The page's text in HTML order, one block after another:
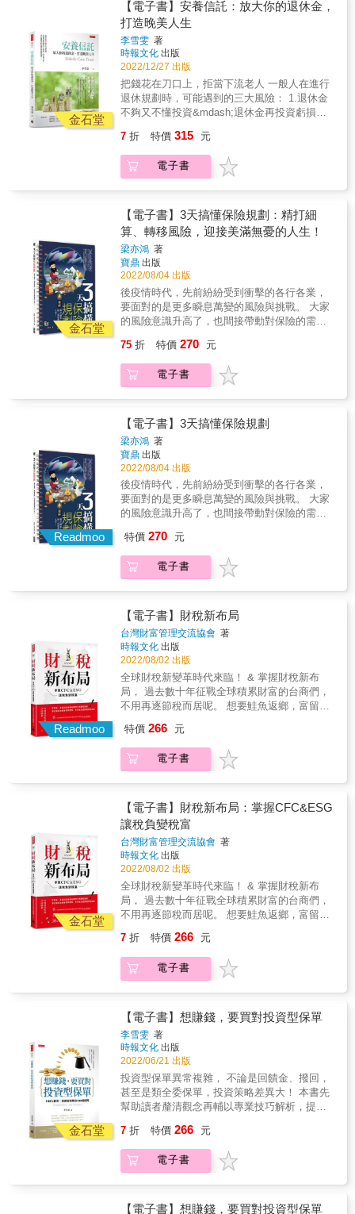
預先做好規劃&hellip;&hellip; 1.全台第一本操作
「安養信託」議題的工具書，就算有，也是只
描述理論的內容，不具實用性。 2.作者改從
「實際操作」的角度切入，列舉各種信託模式
的操作方法，保證實用。 3.對於希望更妥善規
畫退休財富自主及安度晚年的一般大眾，甚至
是信託業者來說，都是必買的好書。 &
金石堂
【電子書】安養信託：放大你的退休金，
打造晚美人生
李雪雯 著
時報文化 出版
2022/12/27 出版
把錢花在刀口上，拒當下流老人 一般人在進行
退休規劃時，可能遇到的三大風險： 1.退休金
不夠又不懂投資&mdash;退休金再投資虧損風
或失智，導致無力管理或動用資產 3.遺產分配
及稅負等問題 如果是五十歲以上，準備退休或
已退休人士。手邊應該已有部分的資產（不動
預先做好規劃&hellip;&hellip; 1.全台第一本操作
「安養信託」議題的工具書，就算有，也是只
描述理論的內容，不具實用性。 2.作者改從
「實際操作」的角度切入，列舉各種信託模式
的操作方法，保證實用。 3.對於希望更妥善規
畫退休財富自主及安度晚年的一般大眾，甚至
是信託業者來說，都是必買的好書。 &
7 折 特價 315 元
電子書
金石堂
【電子書】3天搞懂保險規劃：精打細
算、轉移風險，迎接美滿無憂的人生！
梁亦鴻 著
寶鼎 出版
2022/08/04 出版
後疫情時代，先前紛紛受到衝擊的各行各業，
要面對的是更多瞬息萬變的風險與挑戰。 大家
的風險意識升高了，也間接帶動對保險的需
不在預期內的事故對自己和家人造成影響與損
害。 相信許多讀者都有買保險的經驗， 而且，
「風險管理」也的確是財富管理重要的一環。
調升之後，儲蓄險的報酬還會高於定存嗎？ ・
投資型保單的「保費」不是固定，「保額」也
是變動的 ・實支實付醫療險真的會「實支實
付」嗎？ ・理賠金額遠不如預期、甚至無法理
賠時，該怎麼辦？ ・哪些是會被國稅局盯上的
投保特徵？ ・繳不出保費只好解約，已繳的就
當放水流。難道沒有其他辦法嗎？ ▲保險商品
百百款，哪些才是你最需要，也最符合你的需
求？ 保險基本上分為人身保險（壽險、醫療
險等）和財產保險（汽機車保險、住宅保險、
寵物險、責任保險等）。因為個人的年齡、職
業、生活習慣和環境等不同，保單需求也不一
樣，不是每一種保險都要買！ ▲保險不是有買
就好，買錯保單繳一堆保費，小心最後不理
賠！ 買汽車會比較廠牌性能，買化妝品會比較
品牌功能。但是！很多人買保單卻不肯先做功
課，不是嫌種類太複雜麻煩，就是看到落落長
的條文先嚇到退三步，業務說買什麼就買什
麼，等到要申請醫療理賠時才發現自己買的是
儲蓄險，根本欲哭無淚＠＠ ▲保險專有名詞五
花八門，條款文字處處是陷阱 保險金額不等於
投保金額；保險費不等於保險費率。其他還有
預定利率、宣告利率、保單價值準備金、解約
金⋯⋯簡直讓人頭昏眼花。沒問題！《3天搞懂
▲打破錯誤的保險迷思，讓你辛苦賺來的錢花
在刀口上 家裡上有老，下有小，要先幫誰買保
單？買「儲蓄險」是在守財還是散財？「投資
型保單」是在避險還是冒險？保單可以分紅，
讓你滿心期待？保險買得多、金額繳得多，就
是最好的保障？本書將逐一說明各種對保險的
美麗誤會，幫你一邊守好錢包，一邊做好規
劃，迎接美滿無憂的人生！ 本書特色 1.循序漸
進的一問一答方式，讓保險小白迅速掌握買保
單的重點！ 2.自己先搞懂保險基本知識，不被
期間、停效、自負額、增加保額⋯本書以淺顯
直接的方式解釋專有名詞，另有筆記專欄詳細
解說，輕鬆易懂！ 3.完全圖解！將關鍵重點全
必死記硬背，自然而然融會貫通！附有各種圖
表、案例，快速找到重點、容易記憶。 4.專為
金字塔頂端客戶服務的梁亦鴻老師親自授課：
精心規劃3天課程，不用花時間出門上課，教你
如何分析本身需求，結合有利條件，幫未來的
自己和家人有效轉嫁風險，做好全方位規劃！
&
75 折 特價 270 元
電子書
Readmoo
【電子書】3天搞懂保險規劃
梁亦鴻 著
寶鼎 出版
2022/08/04 出版
後疫情時代，先前紛紛受到衝擊的各行各業，
要面對的是更多瞬息萬變的風險與挑戰。 大家
的風險意識升高了，也間接帶動對保險的需
不在預期內的事故對自己和家人造成影響與損
害。 相信許多讀者都有買保險的經驗， 而且，
「風險管理」也的確是財富管理重要的一環。
調升之後，儲蓄險的報酬還會高於定存嗎？ ・
投資型保單的「保費」不是固定，「保額」也
是變動的 ・實支實付醫療險真的會「實支實
付」嗎？ ・理賠金額遠不如預期、甚至無法理
賠時，該怎麼辦？ ・哪些是會被國稅局盯上的
投保特徵？ ・繳不出保費只好解約，已繳的就
當放水流。難道沒有其他辦法嗎？ ▲保險商品
百百款，哪些才是你最需要，也最符合你的需
求？ 保險基本上分為人身保險（壽險、醫療
險等）和財產保險（汽機車保險、住宅保險、
寵物險、責任保險等）。因為個人的年齡、職
業、生活習慣和環境等不同，保單需求也不一
樣，不是每一種保險都要買！ ▲保險不是有買
就好，買錯保單繳一堆保費，小心最後不理
賠！ 買汽車會比較廠牌性能，買化妝品會比較
品牌功能。但是！很多人買保單卻不肯先做功
課，不是嫌種類太複雜麻煩，就是看到落落長
的條文先嚇到退三步，業務說買什麼就買什
麼，等到要申請醫療理賠時才發現自己買的是
儲蓄險，根本欲哭無淚＠＠ ▲保險專有名詞五
花八門，條款文字處處是陷阱 保險金額不等於
預定利率、宣告利率、保單價值準備金、解約
金⋯⋯簡直讓人頭昏眼花。沒問題！《3天搞懂
保險規劃》用最簡潔易懂的文字幫你進入狀
況，圖表一看get重點，輕鬆看懂保單不求人！
在刀口上 家裡上有老，下有小，要先幫誰買保
單？買「儲蓄險」是在守財還是散財？「投資
型保單」是在避險還是冒險？保單可以分紅，
讓你滿心期待？保險買得多、金額繳得多，就
是最好的保障？本書將逐一說明各種對保險的
美麗誤會，幫你一邊守好錢包，一邊做好規
劃，迎接美滿無憂的人生！ 本書特色 1.循序漸
進的一問一答方式，讓保險小白迅速掌握買保
單的重點！ 2.自己先搞懂保險基本知識，不被
期間、停效、自負額、增加保額⋯本書以淺顯
直接的方式解釋專有名詞，另有筆記專欄詳細
解說，輕鬆易懂！ 3.完全圖解！將關鍵重點全
特價 270 元
電子書
Readmoo
【電子書】財稅新布局
台灣財富管理交流協會 著
時報文化 出版
2022/08/02 出版
全球財稅新變革時代來臨！ & 掌握財稅新布
局， 過去數十年征戰全球積累財富的台商們，
不用再逐節稅而居呢。 想要鮭魚返鄉，富留後
名會計師、律師、企管專家，各依所長，彙整
豐富實務經驗，聯合執筆而成的財稅實用寶
典。 & 詳盡剖析該如何面對因為大數據查稅、
態稅制。而個人與企業要該如何調整面對稅負
的慣，就能擁抱財稅新布局，讓稅負變稅富。
& 本書特色： & ☑從現象、實戰到思維讓老闆
們不再聞稅色變 ☑過去傳統老闆會節稅避稅，
未來富老闆要懂用稅增富 ☑6位精通稅務法規的
會計師與律師以豐富實務經驗撰寫 ☑6個合法節
稅與守護財富必須懂的財稅關鍵字 ☑30個企業
主面對科技查稅與財務新制度常見問題
特價 266 元
電子書
金石堂
【電子書】財稅新布局：掌握CFC&ESG
讓稅負變稅富
台灣財富管理交流協會 著
時報文化 出版
2022/08/02 出版
全球財稅新變革時代來臨！ & 掌握財稅新布
局， 過去數十年征戰全球積累財富的台商們，
不用再逐節稅而居呢。 想要鮭魚返鄉，富留後
名會計師、律師、企管專家，各依所長，彙整
豐富實務經驗，聯合執筆而成的財稅實用寶
典。 & 詳盡剖析該如何面對因為大數據查稅、
態稅制。而個人與企業要該如何調整面對稅負
的慣，就能擁抱財稅新布局，讓稅負變稅富。
& 本書特色： & ☑從現象、實戰到思維讓老闆
們不再聞稅色變 ☑過去傳統老闆會節稅避稅，
未來富老闆要懂用稅增富 ☑6位精通稅務法規的
會計師與律師以豐富實務經驗撰寫 ☑6個合法節
稅與守護財富必須懂的財稅關鍵字 ☑30個企業
主面對科技查稅與財務新制度常見問題
7 折 特價 266 元
電子書
金石堂
【電子書】想賺錢，要買對投資型保單
李雪雯 著
時報文化 出版
2022/06/21 出版
投資型保單異常複雜， 不論是回饋金、撥回，
甚至是類全委保單，投資策略差異大！ 本書先
幫助讀者釐清觀念再輔以專業技巧解析，提供
興趣購買投資型保單的消費大眾們「解惑」，
更是保險業務員們最得力的「輔銷品」，輕鬆
提升業績！ & 4大特點，一次說明白： ■買「投
「投資型保險」？ ■如何分配資產，做好「投
7 折 特價 266 元
電子書
【電子書】想賺錢，要買對投資型保單